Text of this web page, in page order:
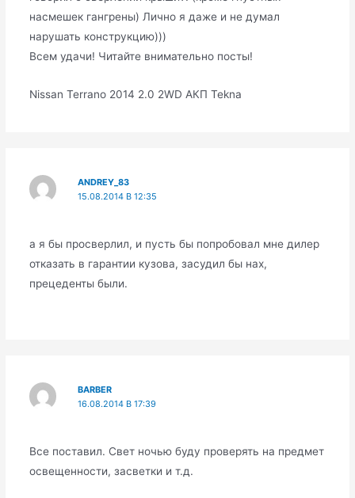
насмешек гангрены) Лично я даже и не думал
нарушать конструкцию)))
Всем удачи! Читайте внимательно посты!
Nissan Terrano 2014 2.0 2WD АКП Tekna
ANDREY_83
15.08.2014 В 12:35
а я бы просверлил, и пусть бы попробовал мне дилер
отказать в гарантии кузова, засудил бы нах,
прецеденты были.
BARBER
16.08.2014 В 17:39
Все поставил. Свет ночью буду проверять на предмет
освещенности, засветки и т.д.